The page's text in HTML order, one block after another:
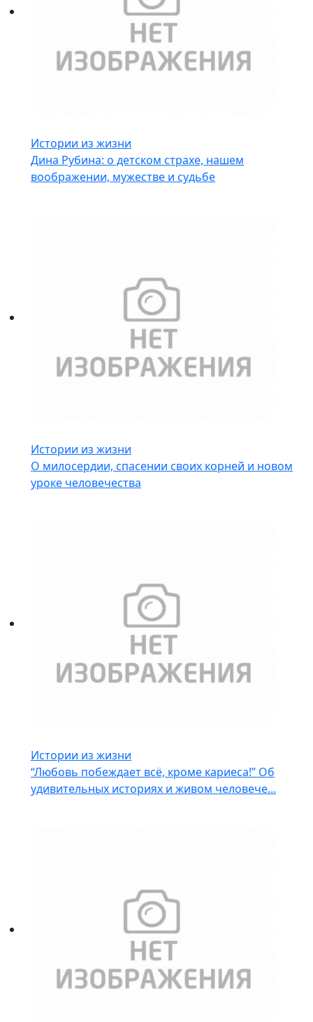
Истории из жизни
Дина Рубина: о детском страхе, нашем
воображении, мужестве и судьбе
Истории из жизни
О милосердии, спасении своих корней и новом
уроке человечества
Истории из жизни
“Любовь побеждает всё, кроме кариеса!” Об
удивительных историях и живом человече...